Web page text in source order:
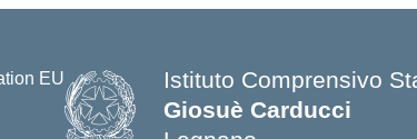
Istituto Comprensivo
Giosuè Carducci